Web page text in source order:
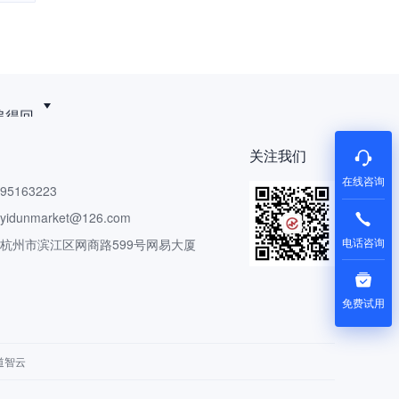
得回
州市滨江区网商路599号网易大厦
关注我们
智云
在线咨询
电话咨询
免费试用